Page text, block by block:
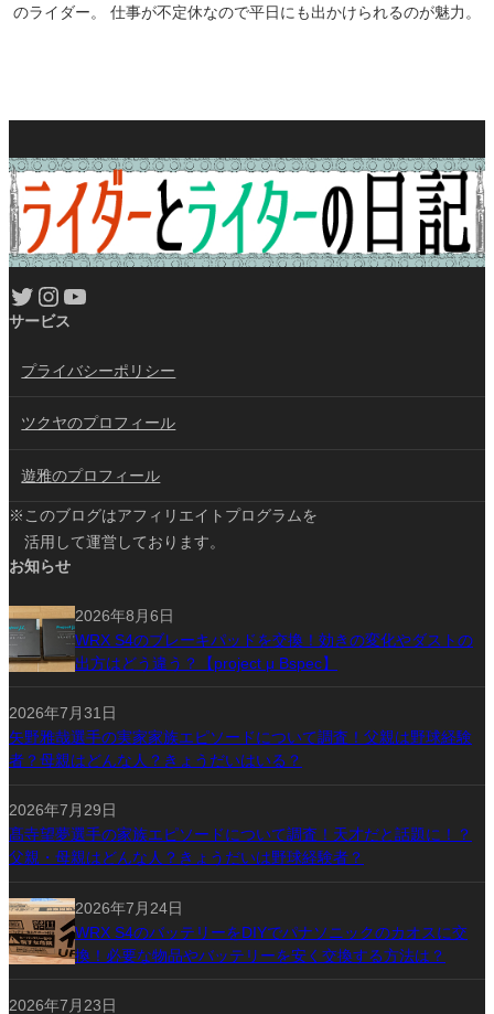
のライダー。 仕事が不定休なので平日にも出かけられるのが魅力。
Twitter Instagram YouTube
サービス
プライバシーポリシー
ツクヤのプロフィール
遊雅のプロフィール
※このブログはアフィリエイトプログラムを
活用して運営しております。
お知らせ
2026年8月6日
WRX S4のブレーキパッドを交換！効きの変化やダストの
出方はどう違う？【project μ Bspec】
2026年7月31日
矢野雅哉選手の実家家族エピソードについて調査！父親は野球経験
者？母親はどんな人？きょうだいはいる？
2026年7月29日
髙寺望夢選手の家族エピソードについて調査！天才だと話題に！？
父親・母親はどんな人？きょうだいは野球経験者？
2026年7月24日
WRX S4のバッテリーをDIYでパナソニックのカオスに交
換！必要な物品やバッテリーを安く交換する方法は？
2026年7月23日